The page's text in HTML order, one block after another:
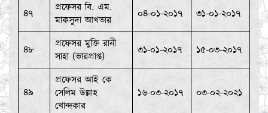
৪৭
প্রফেসর বি. এম.
মাকসুদা আখতার
০৪-০১-২০১৭ ৩১-০১-২০১৭
৪৮
প্রফেসর মুক্তি রানী
সাহা (ভারপ্রাপ্ত)
৩১-০১-২০১৭ ১৫-০৩-২০১৭
৪৯
প্রফেসর আই কে
সেলিম উল্লাহ
খোন্দকার
১৬-০৩-২০১৭ ০৩-০২-২০২১